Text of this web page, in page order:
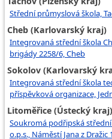
Střední průmyslová škola,
Cheb (Karlovarský kraj)
Integrovaná střední škola
brigády 2258/6, Cheb
Sokolov (Karlovarský
Integrovaná střední škola
příspěvková organizace,
Litoměřice (Ústecký kraj)
Soukromá podřipská
o.p.s., Náměstí Jana z